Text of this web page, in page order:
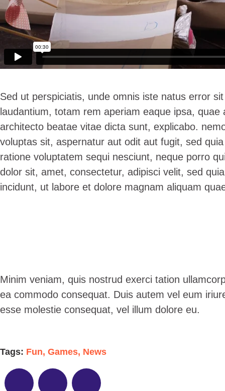
Sed ut perspiciatis, unde omnis iste natus error
laudantium, totam rem aperiam eaque ipsa,
architecto beatae vitae dicta sunt, explicabo.
voluptas sit, aspernatur aut odit aut fugit, sed
ratione voluptatem sequi nesciunt, neque porro
dolor sit, amet, consectetur, adipisci velit, sed
incidunt, ut labore et dolore magnam aliquam
Minim veniam, quis nostrud exerci tation
ea commodo consequat. Duis autem vel eum
esse molestie consequat, vel illum dolore eu.
Tags: Fun, Games, News